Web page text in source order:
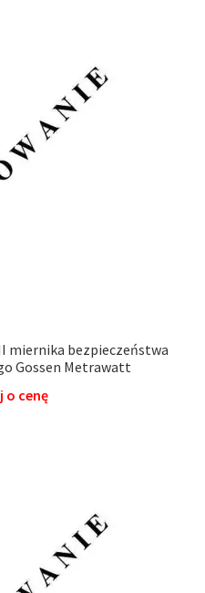
miernika bezpieczeństwa
Gossen Metrawatt
o cenę